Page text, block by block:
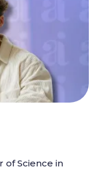
of Science in